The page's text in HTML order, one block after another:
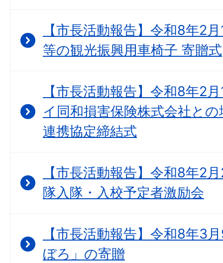
【市長活動報告】令和8年2
等の観光振興用車椅子 寄贈式
【市長活動報告】令和8年2
イ同和損害保険株式会社と
連携協定締結式
【市長活動報告】令和8年2
隊入隊・入校予定者激励会
【市長活動報告】令和8年3
ぼろ」の寄贈